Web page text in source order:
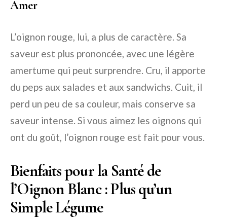
Amer
L’oignon rouge, lui, a plus de caractère. Sa
saveur est plus prononcée, avec une légère
amertume qui peut surprendre. Cru, il apporte
du peps aux salades et aux sandwichs. Cuit, il
perd un peu de sa couleur, mais conserve sa
saveur intense. Si vous aimez les oignons qui
ont du goût, l’oignon rouge est fait pour vous.
Bienfaits pour la Santé de
l’Oignon Blanc : Plus qu’un
Simple Légume